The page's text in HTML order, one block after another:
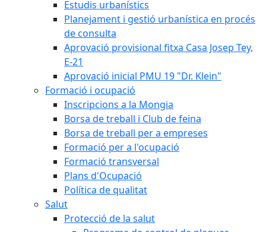
Estudis urbanístics
Planejament i gestió urbanística en procés
de consulta
Aprovació provisional fitxa Casa Josep Tey,
E-21
Aprovació inicial PMU 19 "Dr. Klein"
Formació i ocupació
Inscripcions a la Mongia
Borsa de treball i Club de feina
Borsa de treball per a empreses
Formació per a l'ocupació
Formació transversal
Plans d'Ocupació
Política de qualitat
Salut
Protecció de la salut